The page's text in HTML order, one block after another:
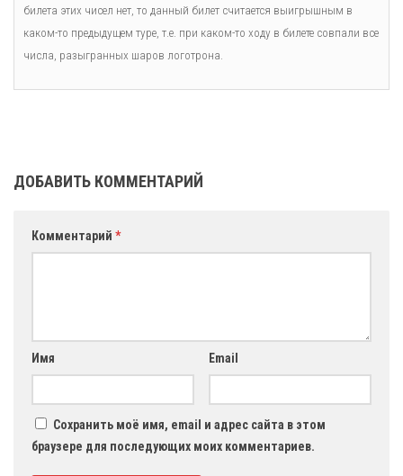
билета этих чисел нет, то данный билет считается выигрышным в
каком-то предыдущем туре, т.е. при каком-то ходу в билете совпали все
числа, разыгранных шаров логотрона.
ДОБАВИТЬ КОММЕНТАРИЙ
Комментарий *
Имя Email
Сохранить моё имя, email и адрес сайта в этом
браузере для последующих моих комментариев.